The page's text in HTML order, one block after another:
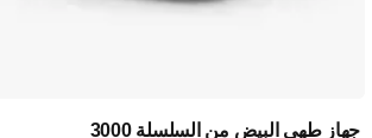
جهاز طهي البيض من السلسلة 3000